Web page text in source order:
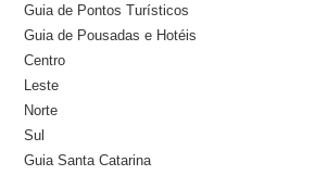
Guia de Pontos Turísticos
Guia de Pousadas e Hotéis
Centro
Leste
Norte
Sul
Guia Santa Catarina